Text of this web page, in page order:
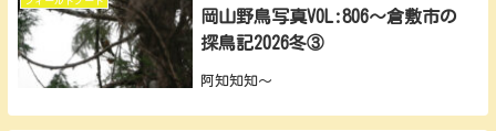
岡山野鳥写真VOL:806～倉敷市の
探鳥記2026冬③
阿知知知～